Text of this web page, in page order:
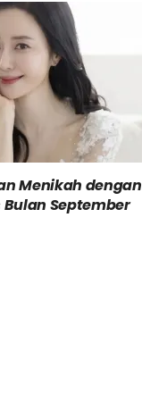
Menikah dengan
Bulan September